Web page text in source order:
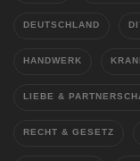
DEUTSCHLAND
HANDWERK
LIEBE &
RECHT & GESETZ